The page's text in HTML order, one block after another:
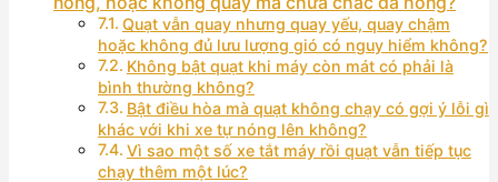
Quạt vẫn quay nhưng quay yếu, quay chậm
hoặc không đủ lưu lượng gió có nguy hiểm không?
Không bật quạt khi máy còn mát có phải là
bình thường không?
Bật điều hòa mà quạt không chạy có gợi ý lỗi gì
khác với khi xe tự nóng lên không?
Vì sao một số xe tắt máy rồi quạt vẫn tiếp tục
chạy thêm một lúc?